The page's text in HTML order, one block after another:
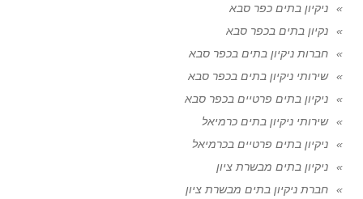
ניקיון בתים כפר סבא
נקיון בתים בכפר סבא
חברות ניקיון בתים בכפר סבא
שירותי ניקיון בתים בכפר סבא
ניקיון בתים פרטיים בכפר סבא
שירותי ניקיון בתים כרמיאל
ניקיון בתים פרטיים בכרמיאל
ניקיון בתים מבשרת ציון
חברת ניקיון בתים מבשרת ציון